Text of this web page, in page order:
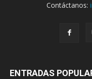
Contáctanos:
ENTRADAS